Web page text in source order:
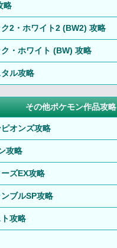
略
2・ホワイト2 (BW2) 攻略
・ホワイト (BW) 攻略
ル攻略
その他ポケモン作品攻略
オンズ攻略
攻略
ズEX攻略
ブルSP攻略
攻略